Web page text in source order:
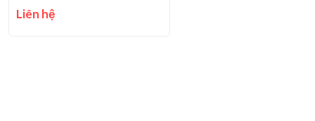
Liên hệ